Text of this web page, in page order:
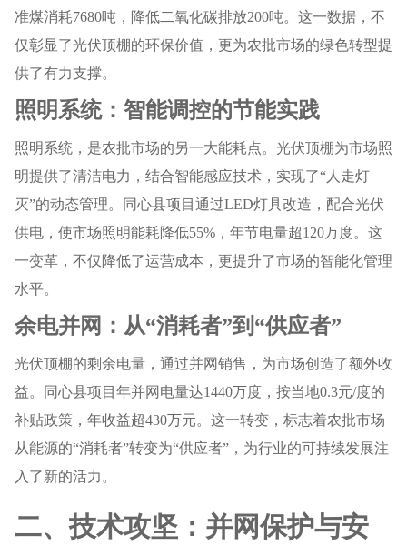
准煤消耗7680吨，降低二氧化碳排放200吨。这一数据，不
仅彰显了光伏顶棚的环保价值，更为农批市场的绿色转型提
供了有力支撑。
照明系统：智能调控的节能实践
照明系统，是农批市场的另一大能耗点。光伏顶棚为市场照
明提供了清洁电力，结合智能感应技术，实现了“人走灯
灭”的动态管理。同心县项目通过LED灯具改造，配合光伏
供电，使市场照明能耗降低55%，年节电量超120万度。这
一变革，不仅降低了运营成本，更提升了市场的智能化管理
水平。
余电并网：从“消耗者”到“供应者”
光伏顶棚的剩余电量，通过并网销售，为市场创造了额外收
益。同心县项目年并网电量达1440万度，按当地0.3元/度的
补贴政策，年收益超430万元。这一转变，标志着农批市场
从能源的“消耗者”转变为“供应者”，为行业的可持续发展注
入了新的活力。
二、技术攻坚：并网保护与安